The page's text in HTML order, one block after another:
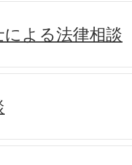
よる法律相談